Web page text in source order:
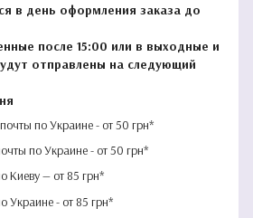
в день оформления заказа до
после 15:00 или в выходные и
отправлены на следующий
по Украине - от 50 грн*
по Украине - от 50 грн*
Киеву — от 85 грн*
Украине - от 85 грн*